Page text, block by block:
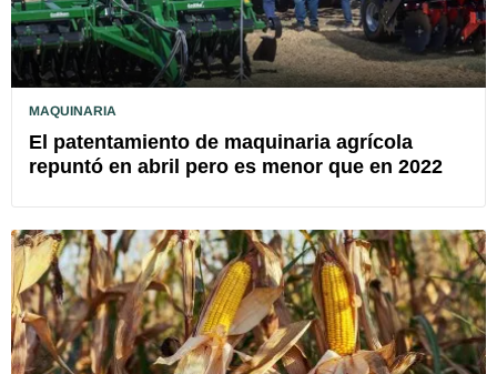
MAQUINARIA
El patentamiento de maquinaria agrícola
repuntó en abril pero es menor que en 2022